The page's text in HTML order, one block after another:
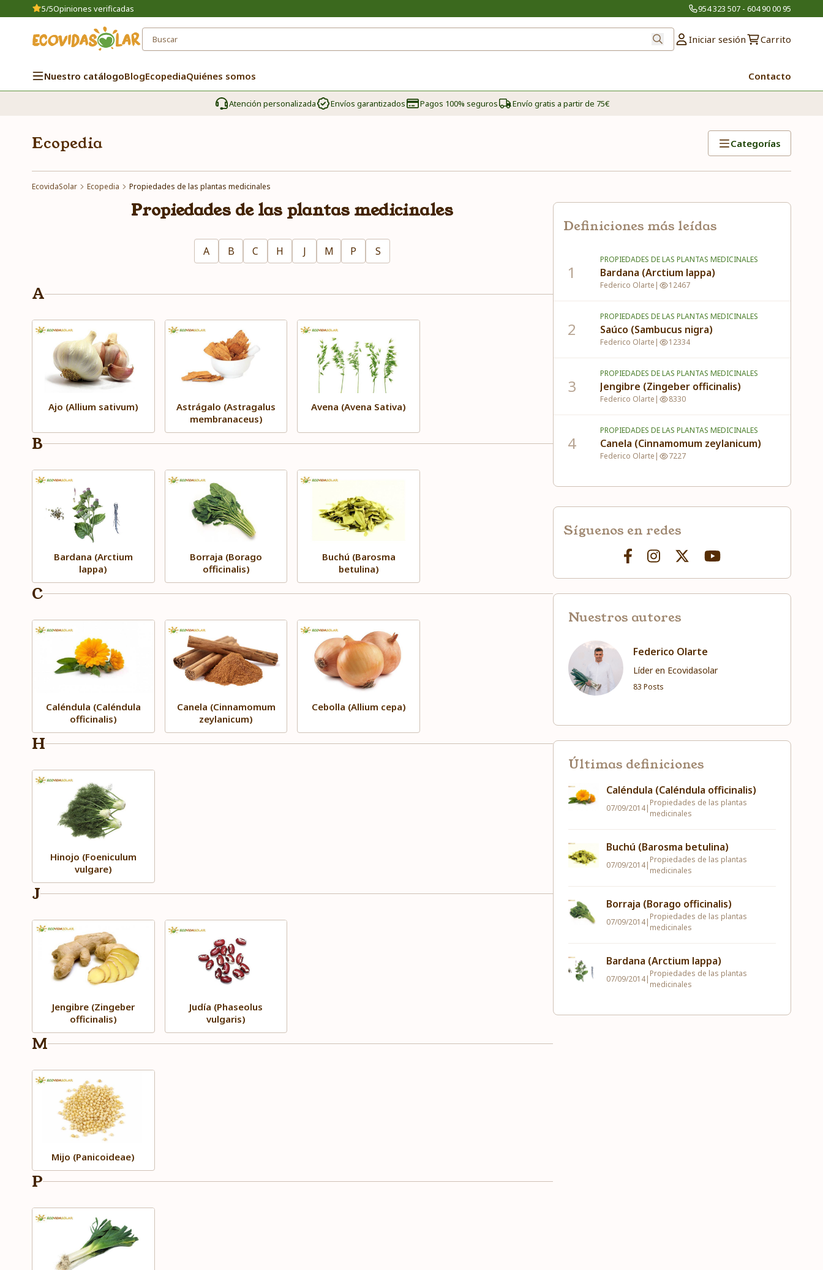
5/5Opiniones verificadas 954 323 507 - 604 90 00 95
Iniciar sesión Carrito
Nuestro catálogoBlogEcopediaQuiénes somos Contacto
Atención personalizada Envíos garantizados Pagos 100% seguros Envío gratis a partir de 75€
Ecopedia Categorías
EcovidaSolar Ecopedia Propiedades de las plantas medicinales
Propiedades de las plantas medicinales
A B C H J M P S
A
Ajo (Allium sativum)
Astrágalo (Astragalus
membranaceus)
Avena (Avena Sativa)
B
Bardana (Arctium
lappa)
Borraja (Borago
officinalis)
Buchú (Barosma
betulina)
C
Caléndula (Caléndula
officinalis)
Canela (Cinnamomum
zeylanicum)
Cebolla (Allium cepa)
H
Hinojo (Foeniculum
vulgare)
J
Jengibre (Zingeber
officinalis)
Judía (Phaseolus
vulgaris)
M
Mijo (Panicoideae)
P
Definiciones más leídas
1
PROPIEDADES DE LAS PLANTAS MEDICINALES
Bardana (Arctium lappa)
Federico Olarte | 12467
2
PROPIEDADES DE LAS PLANTAS MEDICINALES
Saúco (Sambucus nigra)
Federico Olarte | 12334
3
PROPIEDADES DE LAS PLANTAS MEDICINALES
Jengibre (Zingeber officinalis)
Federico Olarte | 8330
4
PROPIEDADES DE LAS PLANTAS MEDICINALES
Canela (Cinnamomum zeylanicum)
Federico Olarte | 7227
Síguenos en redes
Nuestros autores
Federico Olarte
Líder en Ecovidasolar
83 Posts
Últimas definiciones
Caléndula (Caléndula officinalis)
07/09/2014|
Propiedades de las plantas
medicinales
Buchú (Barosma betulina)
07/09/2014|
Propiedades de las plantas
medicinales
Borraja (Borago officinalis)
07/09/2014|
Propiedades de las plantas
medicinales
Bardana (Arctium lappa)
07/09/2014|
Propiedades de las plantas
medicinales